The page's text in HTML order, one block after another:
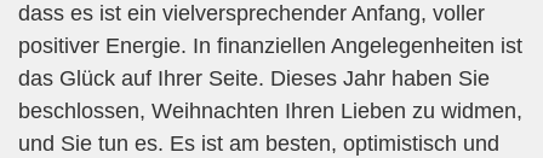
dass es ist ein vielversprechender Anfang, voller
positiver Energie. In finanziellen Angelegenheiten ist
das Glück auf Ihrer Seite. Dieses Jahr haben Sie
beschlossen, Weihnachten Ihren Lieben zu widmen,
und Sie tun es. Es ist am besten, optimistisch und